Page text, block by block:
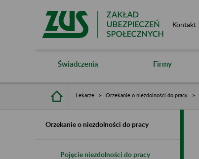
Kontakt
Świadczenia Firmy
Lekarze Orzekanie o niezdolności do pracy
Orzekanie o niezdolności do pracy
Pojęcie niezdolności do pracy